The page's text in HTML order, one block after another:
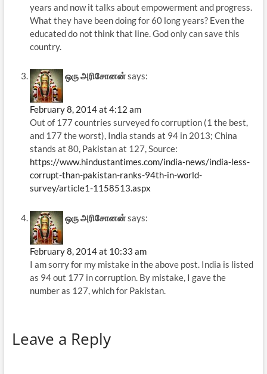
years and now it talks about empowerment and progress.
What they have been doing for 60 long years? Even the
educated do not think that line. God only can save this
country.
ஒரு அரிசோனன்says:
February 8, 2014 at 4:12 am
Out of 177 countries surveyed fo corruption (1 the best,
and 177 the worst), India stands at 94 in 2013; China
stands at 80, Pakistan at 127, Source:
https://www.hindustantimes.com/india-news/india-less-
corrupt-than-pakistan-ranks-94th-in-world-
survey/article1-1158513.aspx
ஒரு அரிசோனன்says:
February 8, 2014 at 10:33 am
I am sorry for my mistake in the above post. India is listed
as 94 out 177 in corruption. By mistake, I gave the
number as 127, which for Pakistan.
Leave a Reply